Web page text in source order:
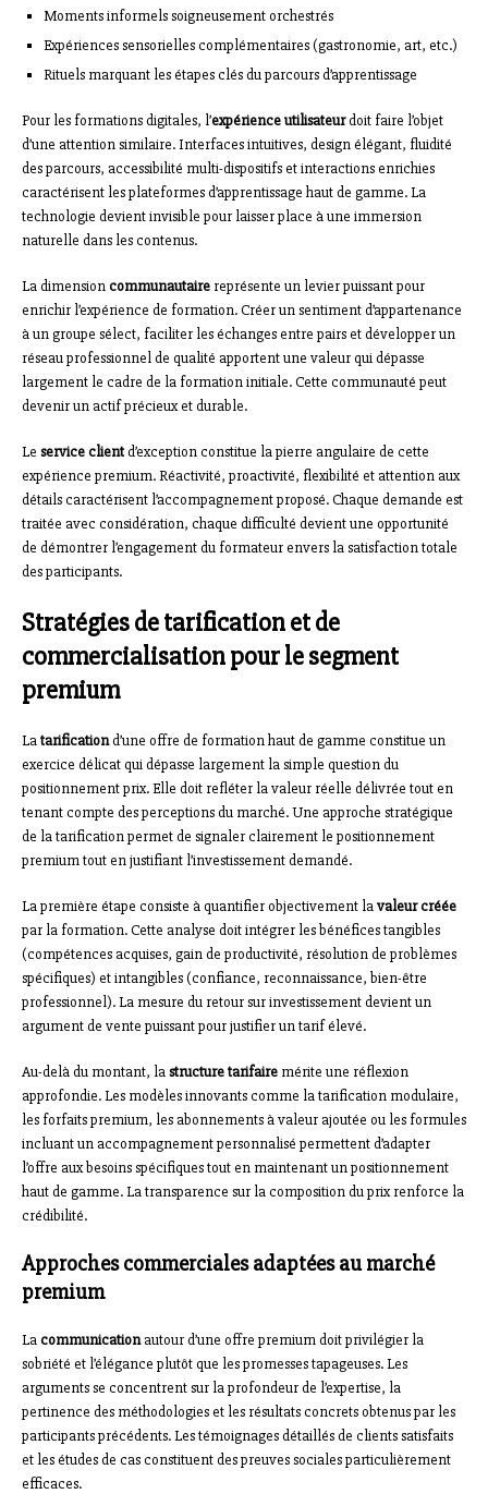
Moments informels soigneusement orchestrés
Expériences sensorielles complémentaires (gastronomie, art, etc.)
Rituels marquant les étapes clés du parcours d’apprentissage
Pour les formations digitales, l’expérience utilisateurdoit faire l’objet
d’une attention similaire. Interfaces intuitives, design élégant, fluidité
des parcours, accessibilité multi-dispositifs et interactions enrichies
caractérisent les plateformes d’apprentissage haut de gamme. La
technologie devient invisible pour laisser place à une immersion
naturelle dans les contenus.
La dimensioncommunautaire représente un levier puissant pour
enrichir l’expérience de formation. Créer un sentiment d’appartenance
à un groupe sélect, faciliter les échanges entre pairs et développer un
réseau professionnel de qualité apportent une valeur qui dépasse
largement le cadre de la formation initiale. Cette communauté peut
devenir un actif précieux et durable.
Le service clientd’exception constitue la pierre angulaire de cette
expérience premium. Réactivité, proactivité, flexibilité et attention aux
détails caractérisent l’accompagnement proposé. Chaque demande est
traitée avec considération, chaque difficulté devient une opportunité
de démontrer l’engagement du formateur envers la satisfaction totale
des participants.
Stratégies de tarification et de
commercialisation pour le segment
premium
Latarificationd’une offre de formation haut de gamme constitue un
exercice délicat qui dépasse largement la simple question du
positionnement prix. Elle doit refléter la valeur réelle délivrée tout en
tenant compte des perceptions du marché. Une approche stratégique
de la tarification permet de signaler clairement le positionnement
premium tout en justifiant l’investissement demandé.
La première étape consiste à quantifier objectivement lavaleur créée
par la formation. Cette analyse doit intégrer les bénéfices tangibles
(compétences acquises, gain de productivité, résolution de problèmes
spécifiques) et intangibles (confiance, reconnaissance, bien-être
professionnel). La mesure du retour sur investissement devient un
argument de vente puissant pour justifier un tarif élevé.
Au-delà du montant, lastructure tarifaire mérite une réflexion
approfondie. Les modèles innovants comme la tarification modulaire,
les forfaits premium, les abonnements à valeur ajoutée ou les formules
incluant un accompagnement personnalisé permettent d’adapter
l’offre aux besoins spécifiques tout en maintenant un positionnement
haut de gamme. La transparence sur la composition du prix renforce la
crédibilité.
Approches commerciales adaptées au marché
premium
Lacommunicationautour d’une offre premium doit privilégier la
sobriété et l’élégance plutôt que les promesses tapageuses. Les
arguments se concentrent sur la profondeur de l’expertise, la
pertinence des méthodologies et les résultats concrets obtenus par les
participants précédents. Les témoignages détaillés de clients satisfaits
et les études de cas constituent des preuves sociales particulièrement
efficaces.